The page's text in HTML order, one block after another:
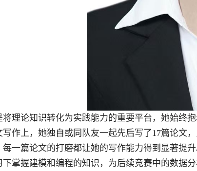
将理论知识转化为实践能力的重要平台，她始终
作上，她独自或同队友一起先后写了17篇论文
一篇论文的打磨都让她的写作能力得到显著提
掌握建模和编程的知识，为后续竞赛中的数据